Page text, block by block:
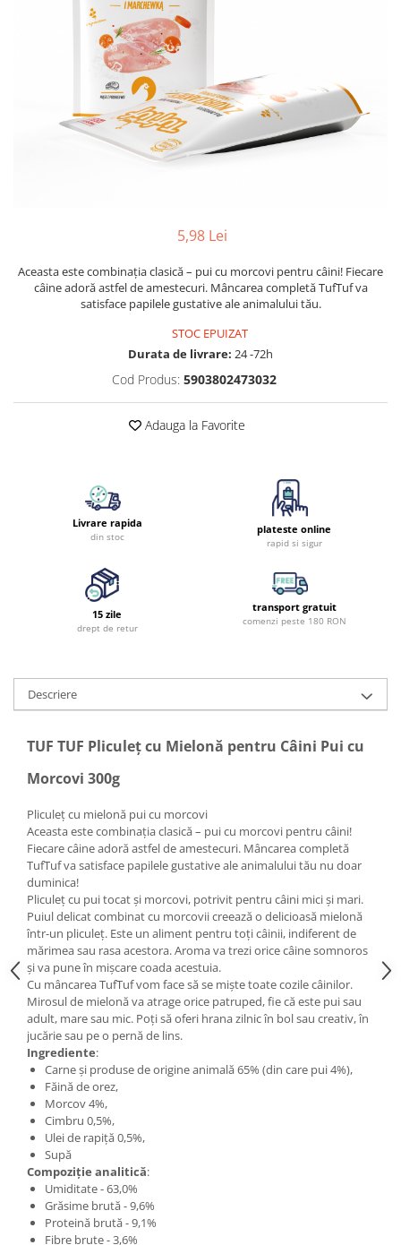
5,98 Lei
Aceasta este combinația clasică – pui cu morcovi pentru câini! Fiecare
câine adoră astfel de amestecuri. Mâncarea completă TufTuf va
satisface papilele gustative ale animalului tău.
STOC EPUIZAT
Durata de livrare: 24 -72h
Cod Produs: 5903802473032
Adauga la Favorite
Livrare rapida
din stoc
plateste online
rapid si sigur
15 zile
drept de retur
transport gratuit
comenzi peste 180 RON
Descriere
TUF TUF Pliculeț cu Mielonă pentru Câini Pui cu
Morcovi 300g
Pliculeț cu mielonă pui cu morcovi
Aceasta este combinația clasică – pui cu morcovi pentru câini!
Fiecare câine adoră astfel de amestecuri. Mâncarea completă
TufTuf va satisface papilele gustative ale animalului tău nu doar
duminica!
Pliculeț cu pui tocat și morcovi, potrivit pentru câini mici și mari.
Puiul delicat combinat cu morcovii creează o delicioasă mielonă
într-un pliculeț. Este un aliment pentru toți câinii, indiferent de
mărimea sau rasa acestora. Aroma va trezi orice câine somnoros
și va pune în mișcare coada acestuia.
Cu mâncarea TufTuf vom face să se miște toate cozile câinilor.
Mirosul de mielonă va atrage orice patruped, fie că este pui sau
adult, mare sau mic. Poți să oferi hrana zilnic în bol sau creativ, în
jucărie sau pe o pernă de lins.
Ingrediente:
Carne și produse de origine animală 65% (din care pui 4%),
Făină de orez,
Morcov 4%,
Cimbru 0,5%,
Ulei de rapiță 0,5%,
Supă
Compoziție analitică:
Umiditate - 63,0%
Grăsime brută - 9,6%
Proteină brută - 9,1%
Fibre brute - 3,6%